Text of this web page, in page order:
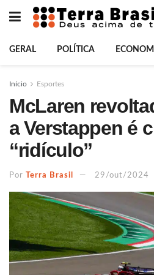
GERAL POLÍTICA
Início Esportes
McLaren
a Verstappen é
“ridículo”
Por Terra Brasil 29/out/2024